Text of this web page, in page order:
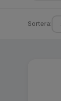
Sortera: